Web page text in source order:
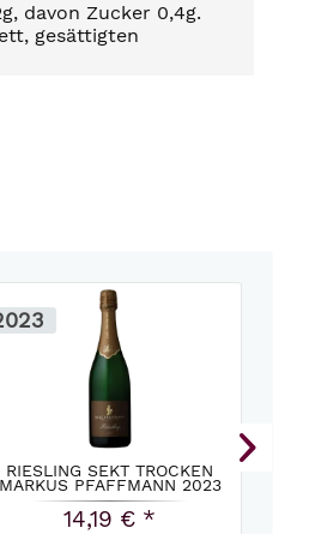
davon Zucker 0,4g.
gesättigten
RIESLING SEKT TROCKEN
MARKUS PFAFFMANN 2023
14,19 € *